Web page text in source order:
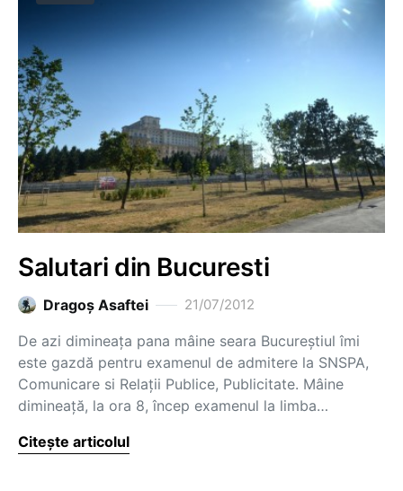
Salutari din Bucuresti
Dragoş Asaftei 21/07/2012
De azi dimineața pana mâine seara Bucureștiul îmi
este gazdă pentru examenul de admitere la SNSPA,
Comunicare si Relații Publice, Publicitate. Mâine
dimineață, la ora 8, încep examenul la limba…
Citește articolul